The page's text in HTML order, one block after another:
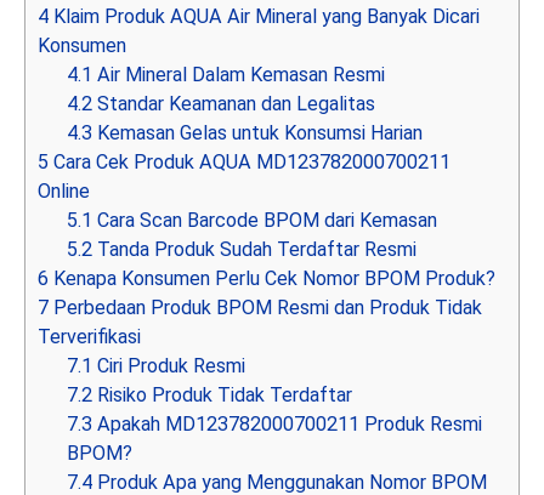
4 Klaim Produk AQUA Air Mineral yang Banyak Dicari
Konsumen
4.1 Air Mineral Dalam Kemasan Resmi
4.2 Standar Keamanan dan Legalitas
4.3 Kemasan Gelas untuk Konsumsi Harian
5 Cara Cek Produk AQUA MD123782000700211
Online
5.1 Cara Scan Barcode BPOM dari Kemasan
5.2 Tanda Produk Sudah Terdaftar Resmi
6 Kenapa Konsumen Perlu Cek Nomor BPOM Produk?
7 Perbedaan Produk BPOM Resmi dan Produk Tidak
Terverifikasi
7.1 Ciri Produk Resmi
7.2 Risiko Produk Tidak Terdaftar
7.3 Apakah MD123782000700211 Produk Resmi
BPOM?
7.4 Produk Apa yang Menggunakan Nomor BPOM